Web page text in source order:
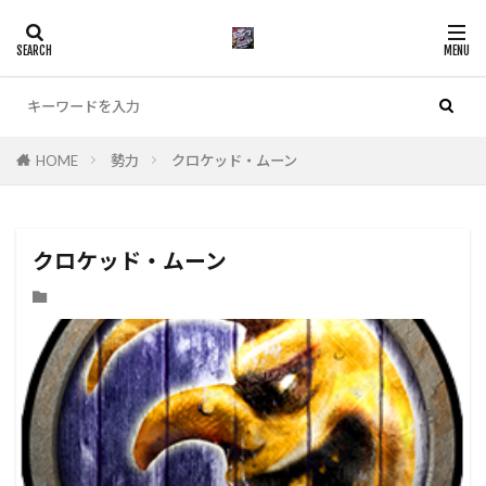
HOME 勢力 クロケッド・ムーン
クロケッド・ムーン
カテゴリー